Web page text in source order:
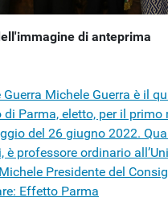
di anteprima
Michele Guerra è il
di Parma, eletto, per il primo
del 26 giugno 2022.
è professore ordinario
Presidente del
Effetto Parma